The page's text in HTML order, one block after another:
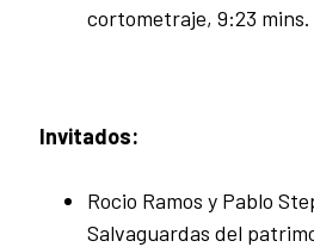
cortometraje, 9:23 mins.
Invitados:
Rocio Ramos y Pablo
Salvaguardas del